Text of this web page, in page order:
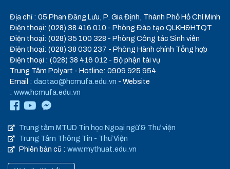
Địa chỉ : 05 Phan Đăng Lưu, P. Gia Định, Thành Phố Hồ Chí Minh
Điện thoại: (028) 38 416 010 - Phòng Đào tạo QLKH&HTQT
Điện thoại: (028) 35 100 328 - Phòng Công tác Sinh viên
Điện thoại: (028) 38 030 237 - Phòng Hành chính Tổng hợp
Điện thoại : (028) 38 416 012 - Bộ phận tài vụ
Trung Tâm Polyart - Hotline: 0909 925 954
Email : daotao@hcmufa.edu.vn - Website
: www.hcmufa.edu.vn
Trung tâm MTUD Tin học Ngoại ngữ & Thư viện
Trung Tâm Thông Tin - Thư Viện
Phiên bản cũ : www.mythuat.edu.vn